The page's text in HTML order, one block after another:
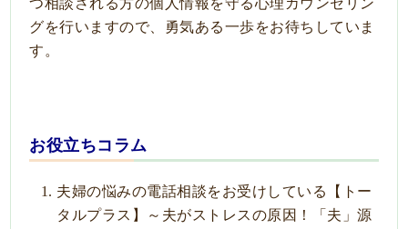
つ相談される方の個人情報を守る心理カウンセリン
グを行いますので、勇気ある一歩をお待ちしていま
す。
お役立ちコラム
夫婦の悩みの電話相談をお受けしている【トー
タルプラス】～夫がストレスの原因！「夫」源